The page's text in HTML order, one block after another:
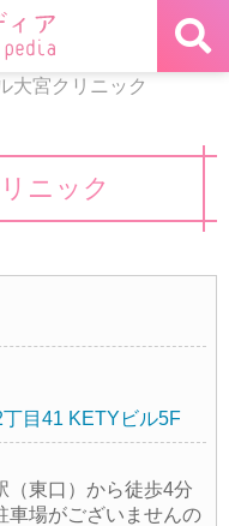
大宮クリニック
ニック
目41 KETYビル5F
（東口）から徒歩4分
車場がございませんの